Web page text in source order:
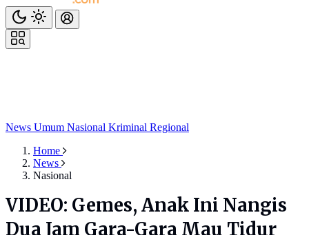
News Umum Nasional Kriminal Regional
Home
News
Nasional
VIDEO: Gemes, Anak Ini Nangis
Dua Jam Gara-Gara Mau Tidur